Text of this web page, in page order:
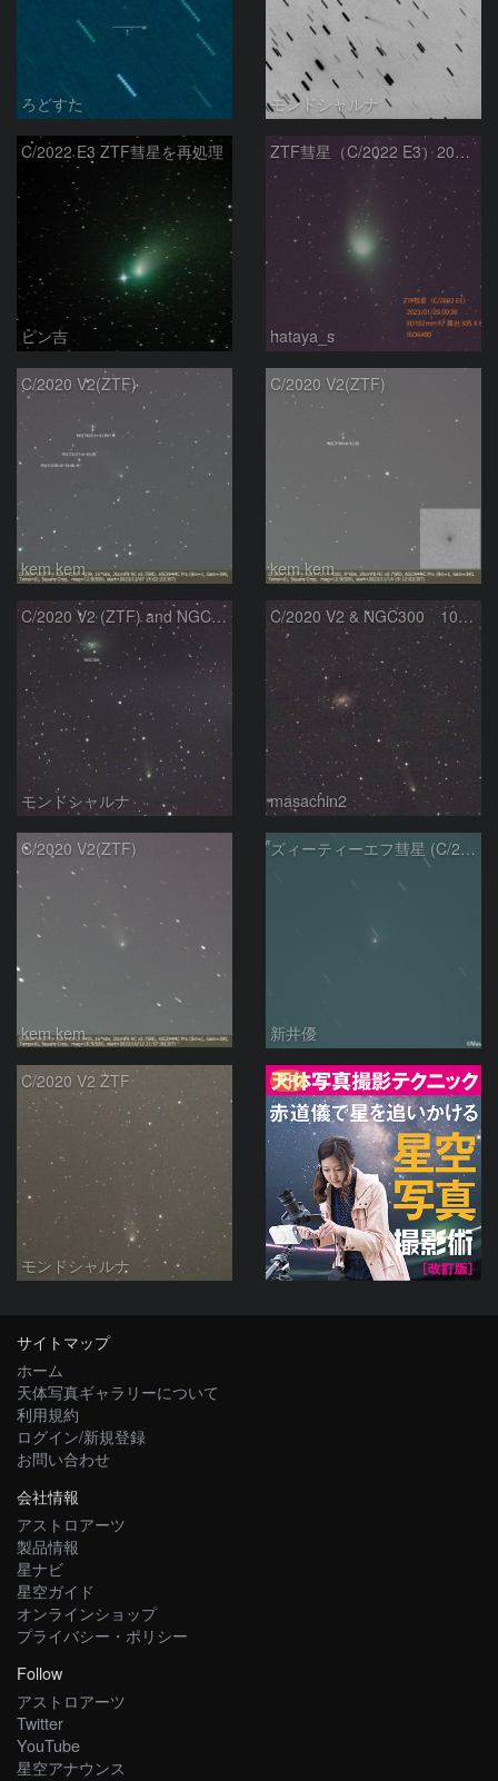
ろどすた モンドシャルナ
C/2022 E3 ZTF彗星を再処理
ピン吉
ZTF彗星（C/2022 E3）2023/01/26
hataya_s
C/2020 V2(ZTF)
kem.kem
C/2020 V2(ZTF)
kem.kem
C/2020 V2 (ZTF) and NGC300
モンドシャルナ
C/2020 V2 & NGC300 10/15
masachin2
C/2020 V2(ZTF)
kem.kem
ズィーティーエフ彗星 (C/2020V2)：202309/12
新井優
C/2020 V2 ZTF
モンドシャルナ
PR
サイトマップ
ホーム
天体写真ギャラリーについて
利用規約
ログイン/新規登録
お問い合わせ
会社情報
アストロアーツ
製品情報
星ナビ
星空ガイド
オンラインショップ
プライバシー・ポリシー
Follow
アストロアーツ
Twitter
YouTube
星空アナウンス